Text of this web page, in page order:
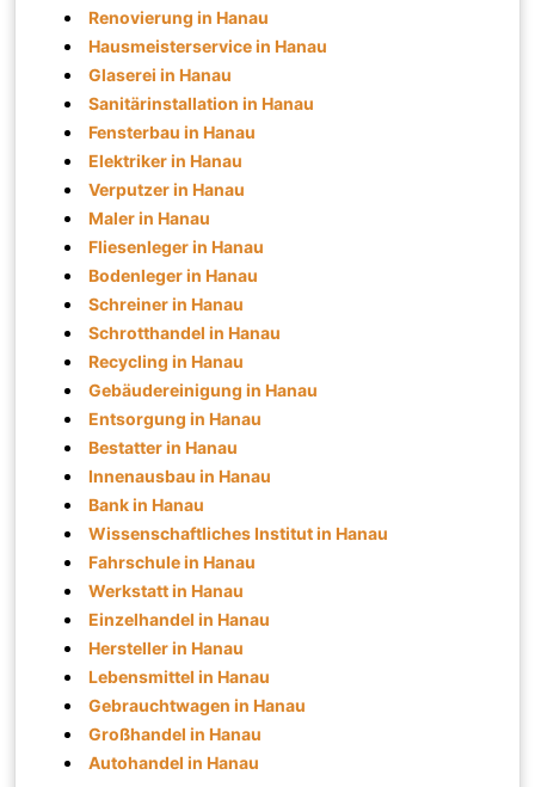
Renovierung in Hanau
Hausmeisterservice in Hanau
Glaserei in Hanau
Sanitärinstallation in Hanau
Fensterbau in Hanau
Elektriker in Hanau
Verputzer in Hanau
Maler in Hanau
Fliesenleger in Hanau
Bodenleger in Hanau
Schreiner in Hanau
Schrotthandel in Hanau
Recycling in Hanau
Gebäudereinigung in Hanau
Entsorgung in Hanau
Bestatter in Hanau
Innenausbau in Hanau
Bank in Hanau
Wissenschaftliches Institut in Hanau
Fahrschule in Hanau
Werkstatt in Hanau
Einzelhandel in Hanau
Hersteller in Hanau
Lebensmittel in Hanau
Gebrauchtwagen in Hanau
Großhandel in Hanau
Autohandel in Hanau